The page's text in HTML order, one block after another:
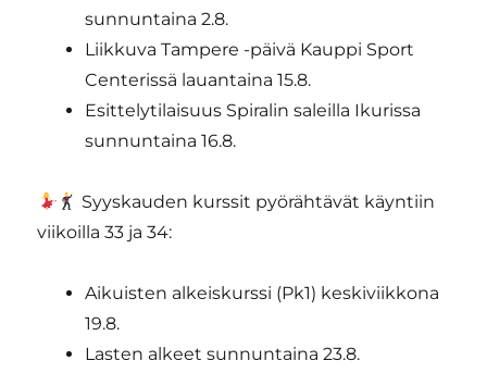
sunnuntaina 2.8.
Liikkuva Tampere -päivä Kauppi Sport
Centerissä lauantaina 15.8.
Esittelytilaisuus Spiralin saleilla Ikurissa
sunnuntaina 16.8.
Syyskauden kurssit pyörähtävät käyntiin
viikoilla 33 ja 34:
Aikuisten alkeiskurssi (Pk1) keskiviikkona
19.8.
Lasten alkeet sunnuntaina 23.8.